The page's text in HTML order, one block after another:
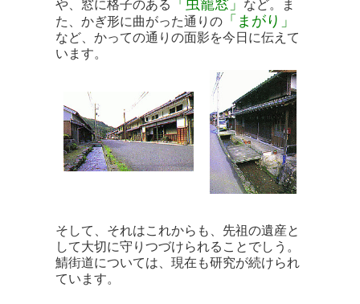
や、窓に格子のある 「虫籠窓」
など。ま
た、かぎ形に曲がった通りの「まがり」
など、かっての通りの面影を今日に伝えて
います。
そして、それはこれからも、先祖の遺産と
して大切に守りつづけられることでしう。
鯖街道については、現在も研究が続けられ
ています。